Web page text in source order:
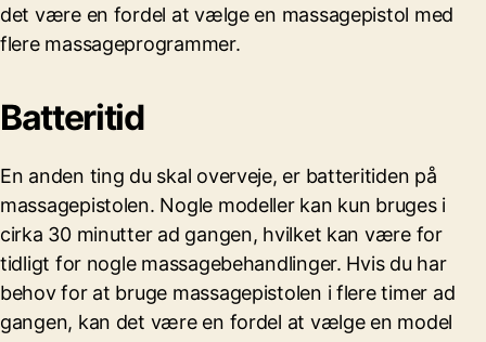
det være en fordel at vælge en massagepistol med
flere massageprogrammer.
Batteritid
En anden ting du skal overveje, er batteritiden på
massagepistolen. Nogle modeller kan kun bruges i
cirka 30 minutter ad gangen, hvilket kan være for
tidligt for nogle massagebehandlinger. Hvis du har
behov for at bruge massagepistolen i flere timer ad
gangen, kan det være en fordel at vælge en model